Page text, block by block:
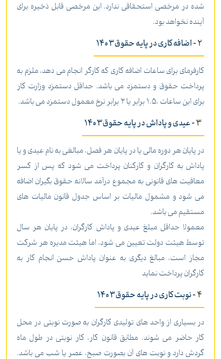
شده در مرخصی استحقاقی ندارد. این مرخصی قابل ذخیره برای
آینده نخواهد بود.
2- اضافه کاری در پایه حقوق1403
کارفرمای برای ساعات اضافه کاری که کارگر انجام می دهد، ملزم به
پرداخت حقوق و دستمزد می باشد. حداقل دستمزد وزارت کار
برای این ساعات ،1.5 برابر یا 2 برابر نرخ معمول دستمزد می باشد.
3- عیدی و پاداش در پایه حقوق1403
در پایان هر دوره مالی یا در پایان هر فصل، مبالغی به نام عیدی و یا
پاداش به کارگران و کارکنان پرداخت می شود که پس از کسر
معافیت های قانونی به مجموع درآمد سالانه حقوق بگیران اضافه
می شود و مشمول مالیات بر اساس جدول قانون مالیات های
مستقیم می باشد.
معمولا حداقل مبلغ عیدی و پاداش کارگران، در پایان هر سال
توسط هیئت دولت تعیین می شود، اما هیئت مدیره هر شرکت
مجاز است، مبالغ دیگری به عنوان پاداش حسن انجام کار به
کارگران پرداخت نماید
4- نوبت کاری در پایه حقوق1403
در بسیاری از واحد های تولیدی کارگران به صورت نوبتی در محل
کار حاضر می شوند. مطابق قانون کار، کار نوبتی در طول ماه
گردش دارد و نوبت های آن بصورت صبح، عصر یا شب می باشد.